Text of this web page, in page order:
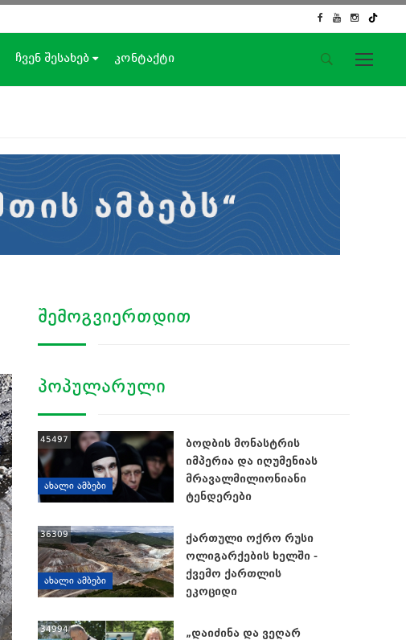
საიტის მენიუ
ჟურნალისტური გამოძიება
ქართული საქმე
ჩვენ შესახებ
კონტაქტი
ჩვენ შესახებ კონტაქტი
ᲨᲔᲛᲝᲒᲕᲘᲔᲠᲗᲓᲘᲗ
ᲞᲝᲞᲣᲚᲐᲠᲣᲚᲘ
ᲐᲮᲐᲚᲘ ᲐᲛᲑᲔᲑᲘ
45497
ბოდბის მონასტრის
იმპერია და იღუმენიას
მრავალმილიონიანი
ტენდერები
ᲐᲮᲐᲚᲘ ᲐᲛᲑᲔᲑᲘ
36309
ქართული ოქრო რუსი
ოლიგარქების ხელში -
ქვემო ქართლის
ეკოციდი
34994
„დაიძინა და ვეღარ